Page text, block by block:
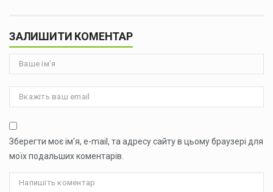
ЗАЛИШИТИ КОМЕНТАР
Зберегти моє ім'я, e-mail, та адресу сайту в цьому браузері для
моїх подальших коментарів.